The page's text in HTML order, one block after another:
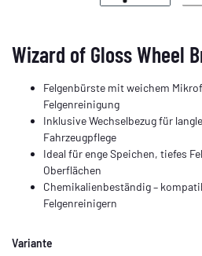
Wizard of Gloss Wheel
Felgenbürste mit weichem
Felgenreinigung
Inklusive Wechselbezug für
Fahrzeugpflege
Ideal für enge Speichen, tiefes
Oberflächen
Chemikalienbeständig –
Felgenreinigern
Variante